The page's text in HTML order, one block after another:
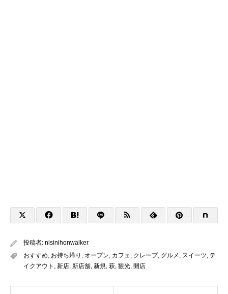
投稿者: nisinihonwalker
おすすめ, お持ち帰り , オープン, カフェ, クレープ, グルメ , スイーツ, テ
イクアウト , 新店, 新店舗, 新規, 萩, 観光, 開店